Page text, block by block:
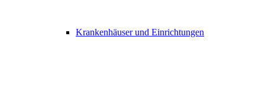
Krankenhäuser und Einrichtungen